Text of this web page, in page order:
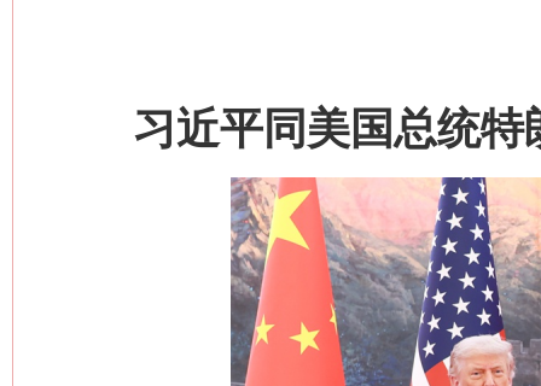
习近平同美国总统特